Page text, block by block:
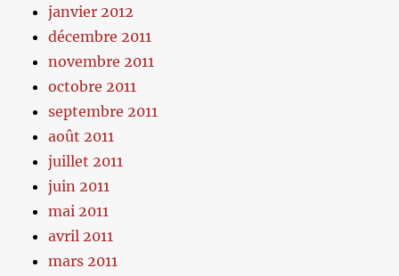
janvier 2012
décembre 2011
novembre 2011
octobre 2011
septembre 2011
août 2011
juillet 2011
juin 2011
mai 2011
avril 2011
mars 2011